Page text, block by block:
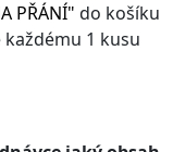
PŘÁNÍ" do košíku
1 kusu